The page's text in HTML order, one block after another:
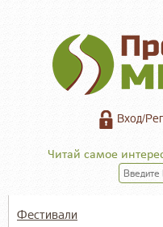
Вход/
Читай самое
Фестивали